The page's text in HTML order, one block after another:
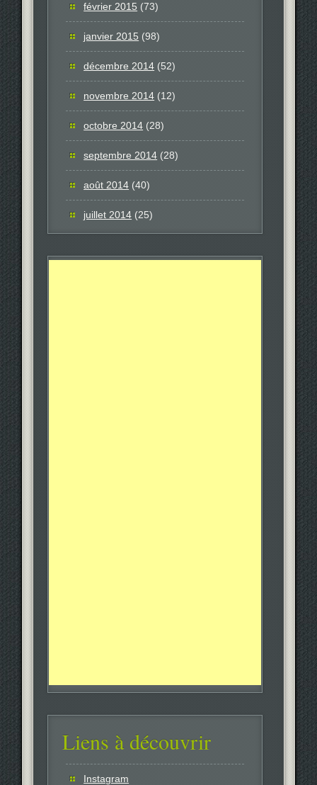
février 2015 (73)
janvier 2015 (98)
décembre 2014 (52)
novembre 2014 (12)
octobre 2014 (28)
septembre 2014 (28)
août 2014 (40)
juillet 2014 (25)
Liens à découvrir
Instagram